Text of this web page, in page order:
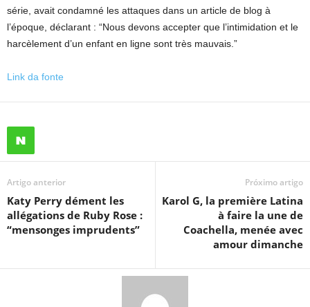
série, avait condamné les attaques dans un article de blog à
l’époque, déclarant : “Nous devons accepter que l’intimidation et le
harcèlement d’un enfant en ligne sont très mauvais.”
Link da fonte
Artigo anterior
Katy Perry dément les
allégations de Ruby Rose :
“mensonges imprudents”
Próximo artigo
Karol G, la première Latina
à faire la une de
Coachella, menée avec
amour dimanche